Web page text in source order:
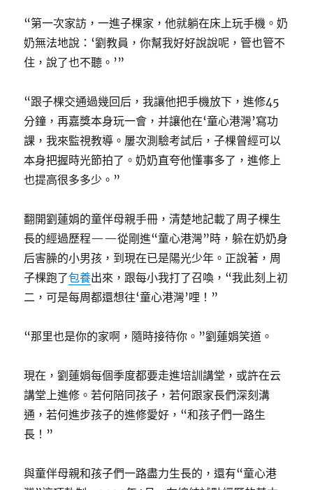
“第一次家訪，一進子棵家，他就躺在床上玩手機。奶
奶無法地說：‘劉教員，你幫我好好說說呢，管也管不
住，說了也不聽。’”
“跟子棵交通過幾回后，我讓他把手機放下，進修45
分鐘，再嘉獎本身玩一會，并讓他在‘童心港灣’寫功
課，我來監視教導。屢次測驗考試后，子棵曾經可以
本身把握時光節拍了。奶奶直夸他懂事多了，進修上
也提高很多多少。”
翻開劉蓮娟的童伴母親手冊，清楚地記載了周子棵生
長的經過歷程——從剛進“童心港灣”時，躲在奶奶身
后害臊的小男孩，到現在已是陽光少年。正說著，周
子棵跑了包養出來，跟每小我打了召喚，“我此刻上初
二，可是每周都還想往‘童心港灣’哩！”
“那里也是你的家啊，隨時接待你。”劉蓮娟笑道。
現在，劉蓮娟每個季度都要走進培訓講堂，或許在云
講堂上進修。若何陪同孩子，若何跟家長們深刻溝
通，若何進步孩子的進修愛好，“和孩子們一路生
長！”
與童伴母親和孩子們一路盡力生長的，還有“童心港